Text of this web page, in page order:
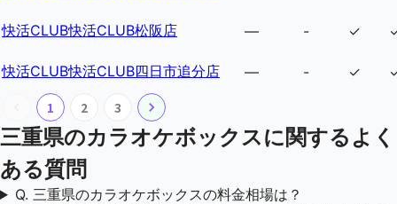
快活CLUB快活CLUB松阪店 — - ✓
快活CLUB快活CLUB四日市追分店 — - ✓
1
2 3
三重県のカラオケボックスに関するよく
ある質問
Q. 三重県のカラオケボックスの料金相場は？